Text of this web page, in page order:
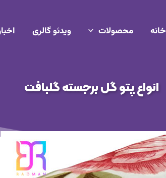
خانه محصولات ویدئو گالری
انواع پتو گل برجسته گلبافت